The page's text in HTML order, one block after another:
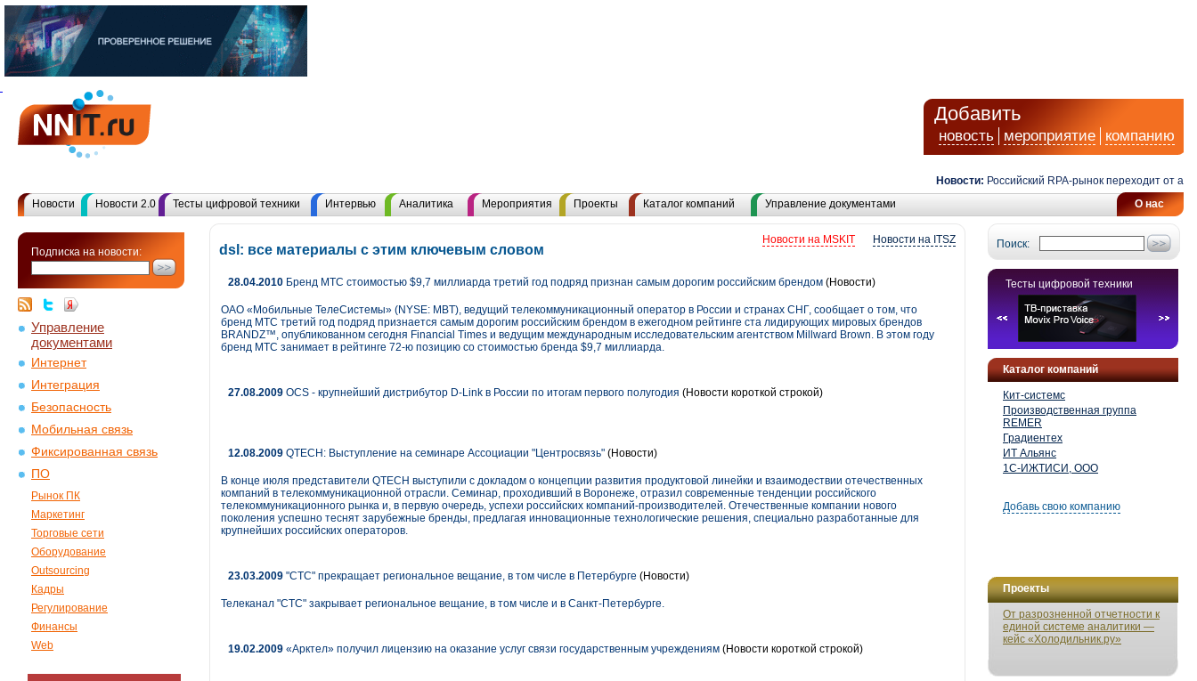
Добавить
новость мероприятие компанию
Новости: Российский RPA-рынок переходит от
О нас
Новости Новости 2.0 Тесты цифровой техники Интервью Аналитика Мероприятия Проекты Каталог компаний Управление документами
Подписка на новости:
Управление
документами
Интернет
Интеграция
Безопасность
Мобильная связь
Фиксированная связь
ПО
Рынок ПК
Маркетинг
Торговые сети
Оборудование
Outsourcing
Кадры
Регулирование
Финансы
Web
Поиск:
Тесты цифровой техники
Каталог компаний
Кит-системс
Производственная группа
REMER
Градиентех
ИТ Альянс
1С-ИЖТИСИ, ООО
Добавь свою компанию
Проекты
От разрозненной отчетности к
единой системе аналитики —
кейс «Холодильник.ру»
Новости на ITSZ
Новости на MSKIT
dsl: все материалы с этим ключевым словом
28.04.2010 Бренд МТС стоимостью $9,7 миллиарда третий год подряд признан самым дорогим российским брендом (Новости)
ОАО «Мобильные ТелеСистемы» (NYSE: MBT), ведущий телекоммуникационный оператор в России и странах СНГ, сообщает о том, что
бренд МТС третий год подряд признается самым дорогим российским брендом в ежегодном рейтинге ста лидирующих мировых брендов
BRANDZ™, опубликованном сегодня Financial Times и ведущим международным исследовательским агентством Millward Brown. В этом году
бренд МТС занимает в рейтинге 72-ю позицию со стоимостью бренда $9,7 миллиарда.
27.08.2009 OCS - крупнейший дистрибутор D-Link в России по итогам первого полугодия (Новости короткой строкой)
12.08.2009 QTECH: Выступление на семинаре Ассоциации "Центросвязь" (Новости)
В конце июля представители QTECH выступили с докладом о концепции развития продуктовой линейки и взаимодествии отечественных
компаний в телекоммуникационной отрасли. Семинар, проходивший в Воронеже, отразил современные тенденции российского
телекоммуникационного рынка и, в первую очередь, успехи российских компаний-производителей. Отечественные компании нового
поколения успешно теснят зарубежные бренды, предлагая инновационные технологические решения, специально разработанные для
крупнейших российских операторов.
23.03.2009 "СТС" прекращает региональное вещание, в том числе в Петербурге (Новости)
Телеканал "СТС" закрывает региональное вещание, в том числе и в Санкт-Петербурге.
19.02.2009 «Арктел» получил лицензию на оказание услуг связи государственным учреждениям (Новости короткой строкой)